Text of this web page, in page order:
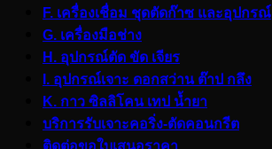
F. เครื่องเชื่อม ชุดตัดก๊าซ และอุปกรณ์
G. เครื่องมือช่าง
H. อุปกรณ์ตัด ขัด เจียร
I. อุปกรณ์เจาะ ดอกสว่าน ต๊าป กลึง
K. กาว ซิลลิโคน เทป น้ำยา
บริการรับเจาะคอริ่ง-ตัดคอนกรีต